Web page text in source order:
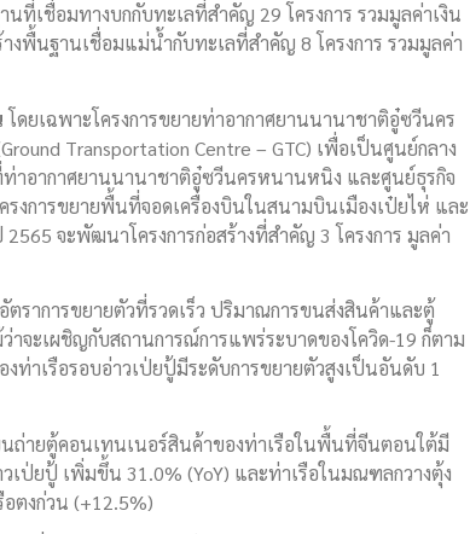
นที่เชื่อมทางบกกับทะเลที่สำคัญ 29 โครงการ รวมมูลค่าเงิน
งพื้นฐานเชื่อมแม่น้ำกับทะเลที่สำคัญ 8 โครงการ รวมมูลค่า
โดยเฉพาะโครงการขยายท่าอากาศยานนานาชาติอู๋ซวีนคร
Transportation Centre – GTC) เพื่อเป็นศูนย์กลาง
าอากาศยานนานาชาติอู๋ซวีนครหนานหนิง และศูนย์ธุรกิจ
รงการขยายพื้นที่จอดเครื่องบินในสนามบินเมืองเป๋ยไห่ และ
จะพัฒนาโครงการก่อสร้างที่สำคัญ 3 โครงการ มูลค่า
ราการขยายตัวที่รวดเร็ว ปริมาณการขนส่งสินค้าและตู้
าจะเผชิญกับสถานการณ์การแพร่ระบาดของโควิด-19 ก็ตาม
ท่าเรือรอบอ่าวเป่ยปู้มีระดับการขยายตัวสูงเป็นอันดับ 1
ถ่ายตู้คอนเทนเนอร์สินค้าของท่าเรือในพื้นที่จีนตอนใต้มี
เป่ยปู้ เพิ่มขึ้น 31.0% (YoY) และท่าเรือในมณฑลกวางตุ้ง
ตงก่วน (+12.5%)